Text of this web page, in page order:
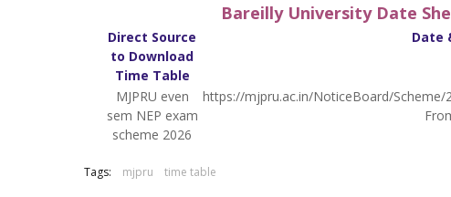
Bareilly University Date
Direct Source
to Download
Time Table
Date
MJPRU even
sem NEP exam
scheme 2026
https://mjpru.ac.in/NoticeBoard/Scheme/
Tags: mjpru time table